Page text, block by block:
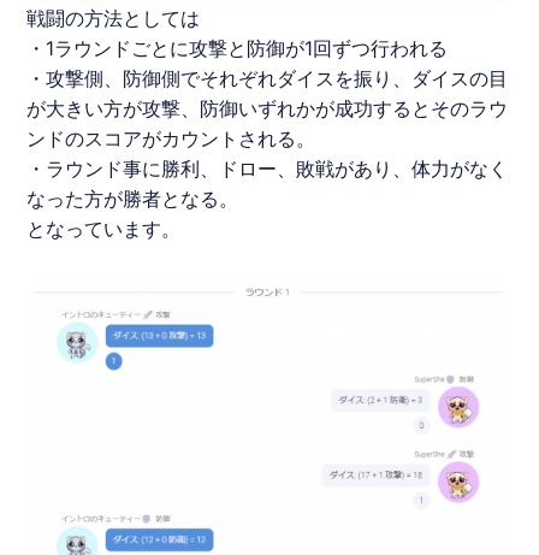
戦闘の方法としては
・1ラウンドごとに攻撃と防御が1回ずつ行われる
・攻撃側、防御側でそれぞれダイスを振り、ダイスの目
が大きい方が攻撃、防御いずれかが成功するとそのラウ
ンドのスコアがカウントされる。
・ラウンド事に勝利、ドロー、敗戦があり、体力がなく
なった方が勝者となる。
となっています。